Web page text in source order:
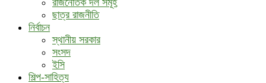
রাজনৈতিক দল সমূহ
ছাত্র রাজনীতি
নির্বাচন
স্থানীয় সরকার
সংসদ
ইসি
শিল্প-সাহিত্য